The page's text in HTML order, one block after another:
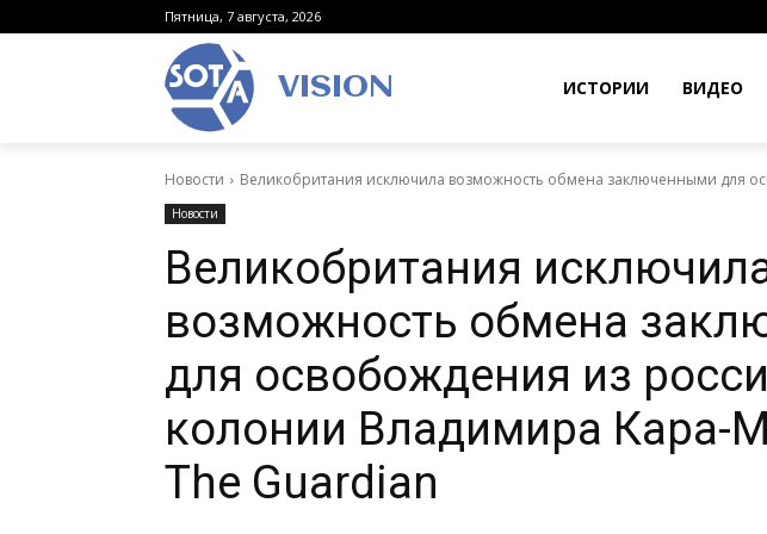
Пятница, 7 августа, 2026
VISION ИСТОРИИ ВИДЕО
Новости Великобритания исключила возможность обмена заключенными для
Новости
Великобритания
возможность обмена
для освобождения из
колонии Владимира Кара-
The Guardian